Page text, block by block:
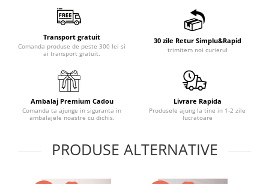
Transport gratuit
Comanda produse de peste 300 lei si
ai transport gratuit.
30 zile Retur Simplu&Rapid
trimitem noi curierul
Ambalaj Premium Cadou
Comanda ta ajunge in siguranta in
ambalajele noastre cu dichis.
Livrare Rapida
Produsele ajung la tine in 1-2 zile
lucratoare
PRODUSE ALTERNATIVE